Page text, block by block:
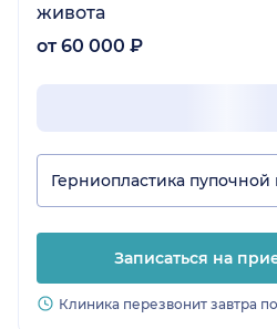
живота
от 60 000 ₽
Герниопластика
Записаться на
Клиника перезвонит завтра